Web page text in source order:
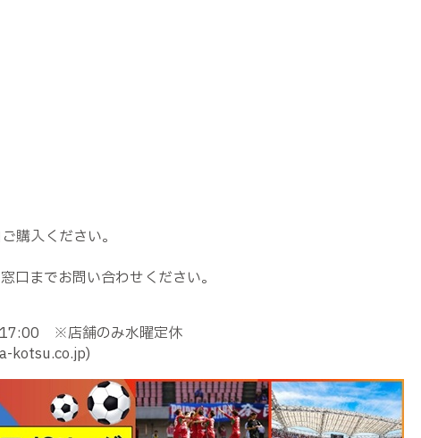
購入ください。
口までお問い合わせください。
17:00 ※店舗のみ水曜定休
kotsu.co.jp)